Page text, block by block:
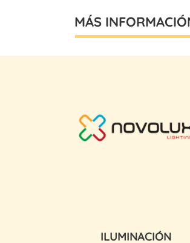
MÁS
ILUMINACIÓN